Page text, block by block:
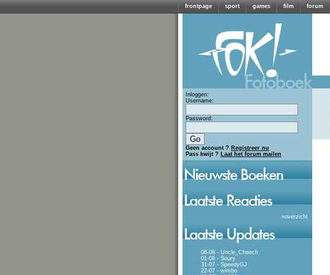
frontpage sport games film forum
Inloggen:
Username:
Password:
Geen account ? Registreer nu
Pass kwijt ? Laat het forum mailen
»overzicht
06-08 - Uncle_Cheech
01-08 - Soury
31-07 - SpeedyGJ
22-07 - wimbo